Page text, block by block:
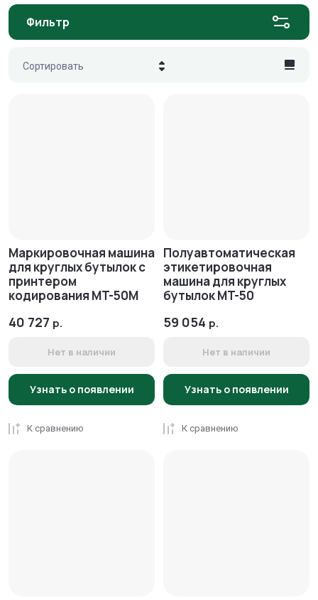
Фильтр
Сортировать
Маркировочная машина
для круглых бутылок с
принтером
кодирования MT-50M
40 727 р.
Нет в наличии
Узнать о появлении
К сравнению
Полуавтоматическая
этикетировочная
машина для круглых
бутылок MT-50
59 054 р.
Нет в наличии
Узнать о появлении
К сравнению